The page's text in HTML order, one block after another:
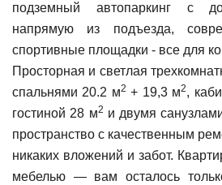
подземный автопаркинг с
напрямую из подъезда,
спортивные площадки - все для
Просторная и светлая
спальнями 20.2 м2 + 19,3 м2,
гостиной 28 м2 и двумя
пространство с качественным
никаких вложений и забот.
мебелью — вам осталось